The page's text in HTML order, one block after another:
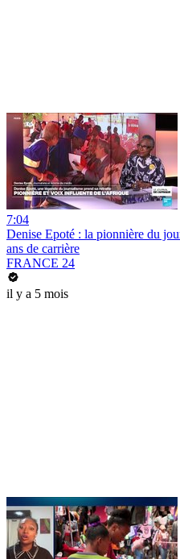
7:04
Denise Epoté : la pionnière du
ans de carrière
FRANCE 24
il y a 5 mois